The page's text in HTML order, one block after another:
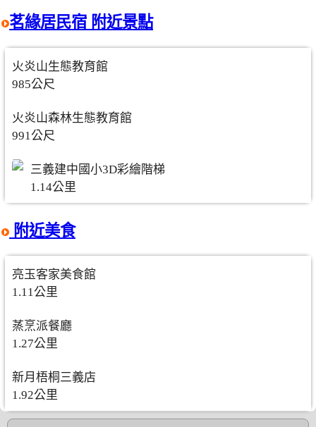
茗緣居民宿 附近景點
火炎山生態教育館
985公尺
火炎山森林生態教育館
991公尺
三義建中國小3D彩繪階梯
1.14公里
附近美食
亮玉客家美食館
1.11公里
蒸烹派餐廳
1.27公里
新月梧桐三義店
1.92公里